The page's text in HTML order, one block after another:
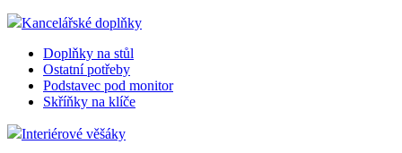
Kancelářské doplňky
Doplňky na stůl
Ostatní potřeby
Podstavec pod monitor
Skříňky na klíče
Interiérové věšáky